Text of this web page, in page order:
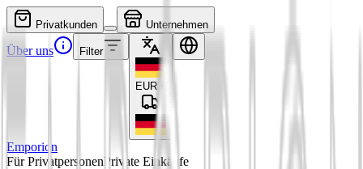
Privatkunden Unternehmen
Über uns Filter
EUR
Emporion
Für PrivatpersonenPrivate Einkäufe